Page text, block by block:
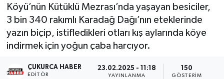
Köyü’nün Kütüklü Mezrası’nda yaşayan besiciler,
3 bin 340 rakımlı Karadağ Dağı’nın eteklerinde
yazın biçip, istifledikleri otları kış aylarında köye
indirmek için yoğun çaba harcıyor.
ÇUKURCA HABER
EDITÖR
23.02.2025 - 11:18
YAYINLANMA
150
GÖSTERIM
Hakkari
Siyaset